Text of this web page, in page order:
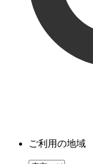
ご利用の地域